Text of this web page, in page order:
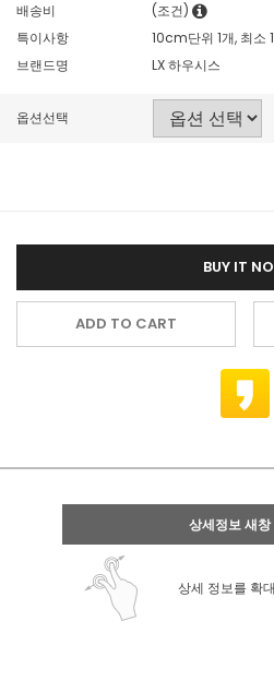
배송비
(조건)
특이사항
10cm단위 1개, 최소
브랜드명
LX 하우시스
옵션선택
BUY IT
ADD TO CART
상세정보 새창
상세 정보를 확